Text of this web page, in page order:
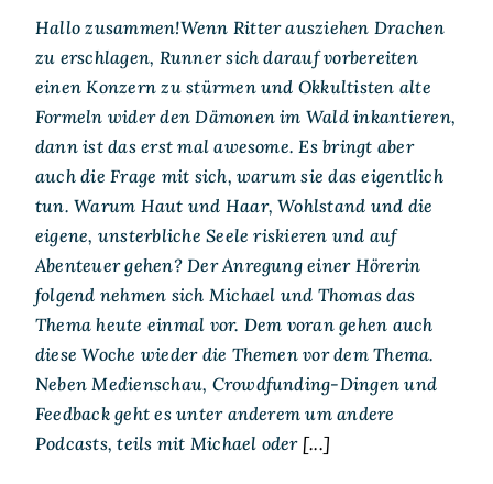
Hallo zusammen!Wenn Ritter ausziehen Drachen
zu erschlagen, Runner sich darauf vorbereiten
einen Konzern zu stürmen und Okkultisten alte
Formeln wider den Dämonen im Wald inkantieren,
dann ist das erst mal awesome. Es bringt aber
auch die Frage mit sich, warum sie das eigentlich
tun. Warum Haut und Haar, Wohlstand und die
eigene, unsterbliche Seele riskieren und auf
Abenteuer gehen? Der Anregung einer Hörerin
folgend nehmen sich Michael und Thomas das
Thema heute einmal vor. Dem voran gehen auch
diese Woche wieder die Themen vor dem Thema.
Neben Medienschau, Crowdfunding-Dingen und
Feedback geht es unter anderem um andere
Podcasts, teils mit Michael oder[...]